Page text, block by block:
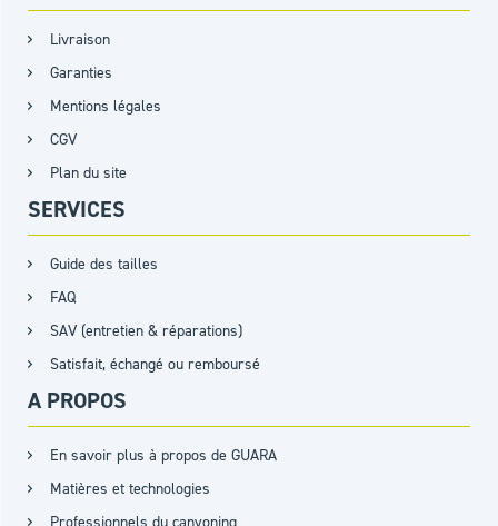
Livraison
Garanties
Mentions légales
CGV
Plan du site
SERVICES
Guide des tailles
FAQ
SAV (entretien & réparations)
Satisfait, échangé ou remboursé
A PROPOS
En savoir plus à propos de GUARA
Matières et technologies